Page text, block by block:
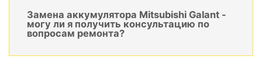
Замена аккумулятора Mitsubishi Galant -
могу ли я получить консультацию по
вопросам ремонта?